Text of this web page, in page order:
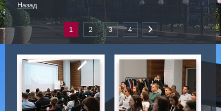
Назад
1 2 3 4